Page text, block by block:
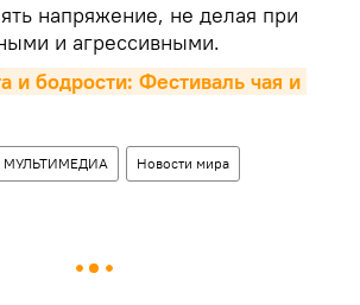
напряжение, не делая при
и агрессивными.
и бодрости: Фестиваль чая и
МУЛЬТИМЕДИА Новости мира